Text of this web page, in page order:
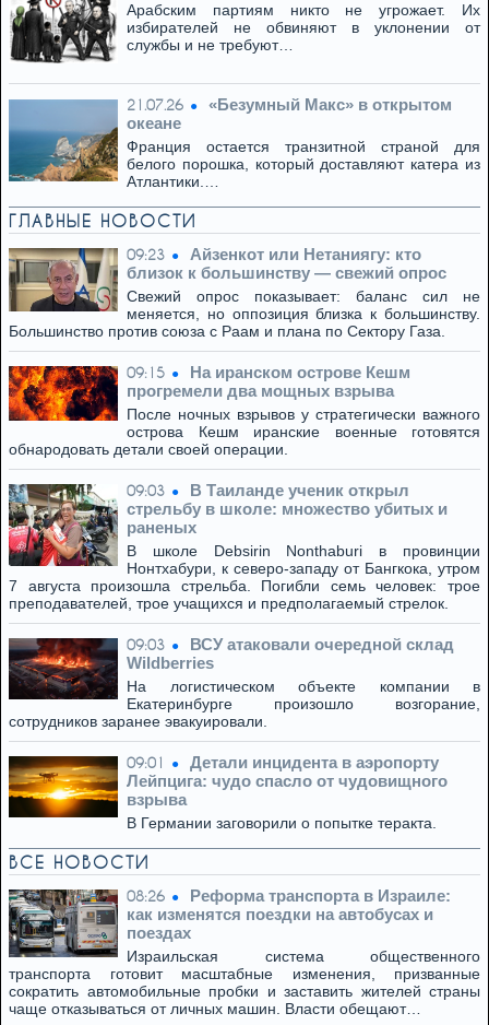
Арабским партиям никто не угрожает. Их
избирателей не обвиняют в уклонении от
службы и не требуют…
21.07.26
«Безумный Макс» в открытом
океане
Франция остается транзитной страной для
белого порошка, который доставляют катера из
Атлантики.…
ГЛАВНЫЕ НОВОСТИ
09:23
Айзенкот или Нетаниягу: кто
близок к большинству — свежий опрос
Свежий опрос показывает: баланс сил не
меняется, но оппозиция близка к большинству.
Большинство против союза с Раам и плана по Сектору Газа.
09:15
На иранском острове Кешм
прогремели два мощных взрыва
После ночных взрывов у стратегически важного
острова Кешм иранские военные готовятся
обнародовать детали своей операции.
09:03
В Таиланде ученик открыл
стрельбу в школе: множество убитых и
раненых
В школе Debsirin Nonthaburi в провинции
Нонтхабури, к северо-западу от Бангкока, утром
7 августа произошла стрельба. Погибли семь человек: трое
преподавателей, трое учащихся и предполагаемый стрелок.
09:03
ВСУ атаковали очередной склад
Wildberries
На логистическом объекте компании в
Екатеринбурге произошло возгорание,
сотрудников заранее эвакуировали.
09:01
Детали инцидента в аэропорту
Лейпцига: чудо спасло от чудовищного
взрыва
В Германии заговорили о попытке теракта.
ВСЕ НОВОСТИ
08:26
Реформа транспорта в Израиле:
как изменятся поездки на автобусах и
поездах
Израильская система общественного
транспорта готовит масштабные изменения, призванные
сократить автомобильные пробки и заставить жителей страны
чаще отказываться от личных машин. Власти обещают…